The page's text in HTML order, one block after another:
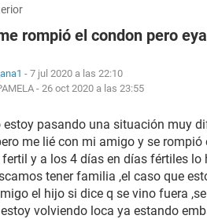
rompió el condon pero
- 7 jul 2020 a las 22:10
-26 oct 2020 a las 23:55
estoy pasando una situación muy
me lié con mi amigo y se
fertil y a los 4 días en días fértiles
tener familia ,el caso que
el hijo si dice q se vino fuera
volviendo loca ya estando